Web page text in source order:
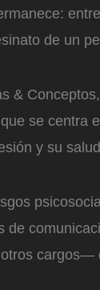
de un
&
se centra
y su
de
cargos—